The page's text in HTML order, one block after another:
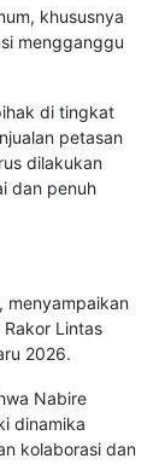
khususnya
mengganggu
di tingkat
petasan
dilakukan
dan penuh
menyampaikan
Lintas
2026.
Nabire
dinamika
kolaborasi dan